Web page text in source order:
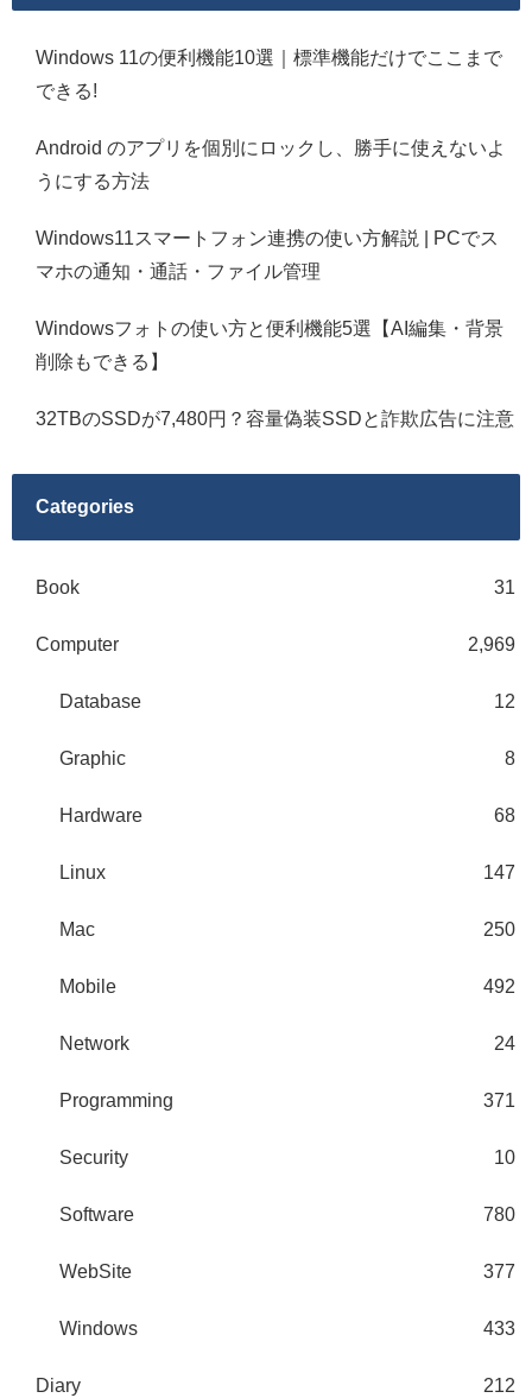
Windows 11の便利機能10選｜標準機能だけでここまで
できる!
Android のアプリを個別にロックし、勝手に使えないよ
うにする方法
Windows11スマートフォン連携の使い方解説 | PCでス
マホの通知・通話・ファイル管理
Windowsフォトの使い方と便利機能5選【AI編集・背景
削除もできる】
32TBのSSDが7,480円？容量偽装SSDと詐欺広告に注意
Categories
Book 31
Computer 2,969
Database 12
Graphic 8
Hardware 68
Linux 147
Mac 250
Mobile 492
Network 24
Programming 371
Security 10
Software 780
WebSite 377
Windows 433
Diary 212